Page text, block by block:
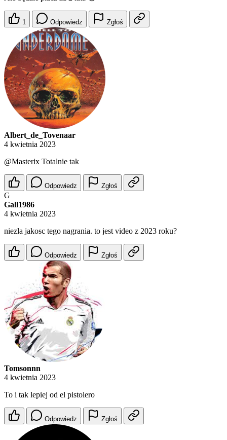
1 Odpowiedz Zgłoś
Albert_de_Tovenaar
4 kwietnia 2023
@Masterix Totalnie tak
Odpowiedz Zgłoś
G
Gall1986
4 kwietnia 2023
niezla jakosc tego nagrania. to jest video z 2023 roku?
Odpowiedz Zgłoś
Tomsonnn
4 kwietnia 2023
To i tak lepiej od el pistolero
Odpowiedz Zgłoś